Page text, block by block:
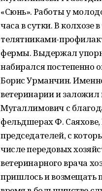
«Сюнь». Работы у
часа в сутки. В
телятниками-
фермы. Выдержал
набирался постепенно
Борис Урманчин.
ветеринарии и
Мугаллимович с
фельдшерах Ф. Саяхове,
председателей, с
числе передовых
ветеринарного врача
пришлось и возмещать